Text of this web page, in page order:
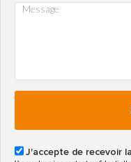
J'accepte de recevoir